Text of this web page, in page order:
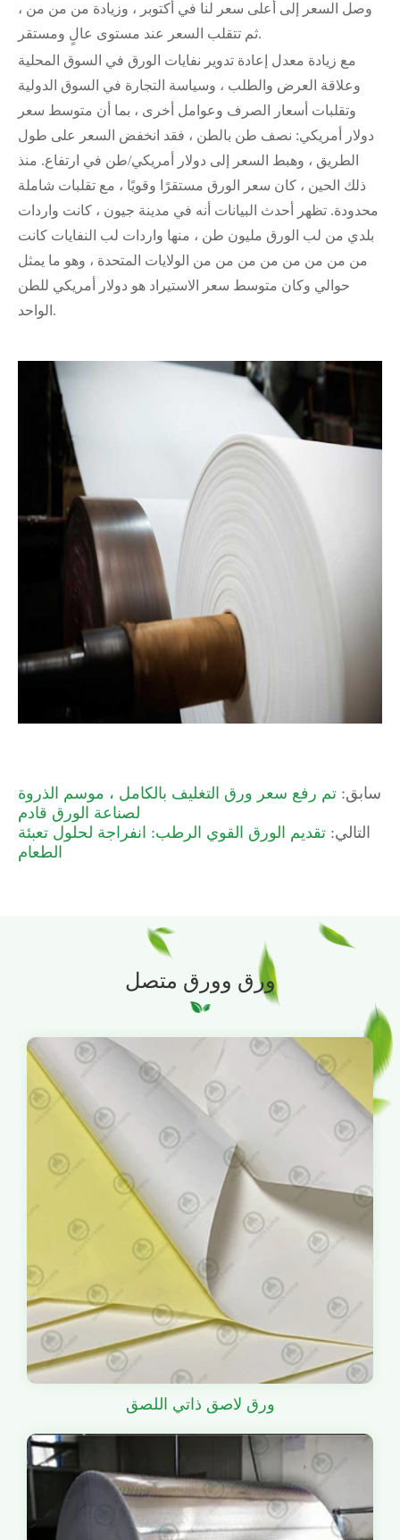
وصل السعر إلى أعلى سعر لنا في أكتوبر ، وزيادة من من من ،
ثم تتقلب السعر عند مستوى عالٍ ومستقر.
مع زيادة معدل إعادة تدوير نفايات الورق في السوق المحلية
وعلاقة العرض والطلب ، وسياسة التجارة في السوق الدولية
وتقلبات أسعار الصرف وعوامل أخرى ، بما أن متوسط سعر
دولار أمريكي: نصف طن بالطن ، فقد انخفض السعر على طول
الطريق ، وهبط السعر إلى دولار أمريكي/طن في ارتفاع. منذ
ذلك الحين ، كان سعر الورق مستقرًا وقويًا ، مع تقلبات شاملة
محدودة. تظهر أحدث البيانات أنه في مدينة جيون ، كانت واردات
بلدي من لب الورق مليون طن ، منها واردات لب النفايات كانت
من من من من من من من من الولايات المتحدة ، وهو ما يمثل
حوالي وكان متوسط سعر الاستيراد هو دولار أمريكي للطن
الواحد.
سابق: تم رفع سعر ورق التغليف بالكامل ، موسم الذروة
لصناعة الورق قادم
التالي: تقديم الورق القوي الرطب: انفراجة لحلول تعبئة
الطعام
ورق وورق متصل
ورق لاصق ذاتي اللصق